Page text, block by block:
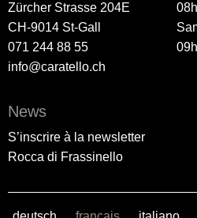
Zürcher Strasse 204E
CH-9014 St-Gall
071 244 88 55
info@caratello.ch
News
S’inscrire à la newsletter
Rocca di Frassinello